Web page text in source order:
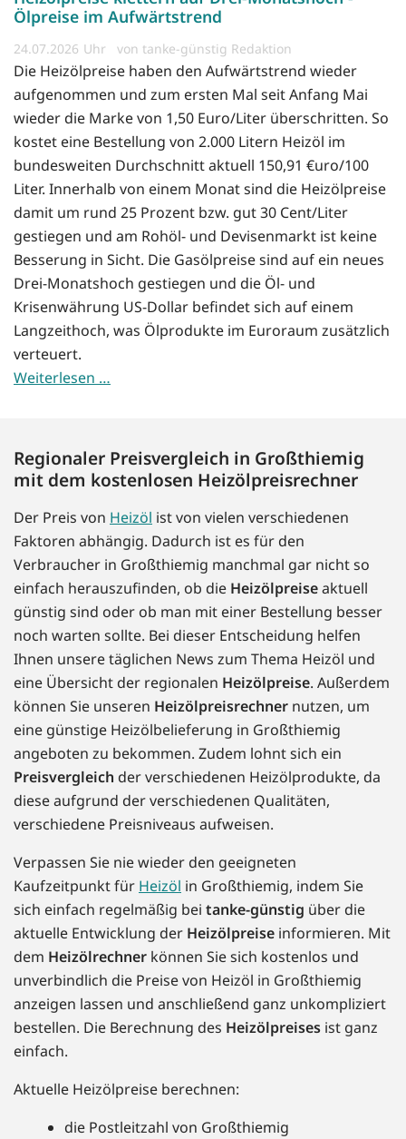
Ölpreise im Aufwärtstrend
24.07.2026 von tanke-günstig Redaktion
Die Heizölpreise haben den Aufwärtstrend wieder
aufgenommen und zum ersten Mal seit Anfang Mai
wieder die Marke von 1,50 Euro/Liter überschritten. So
kostet eine Bestellung von 2.000 Litern Heizöl im
bundesweiten Durchschnitt aktuell 150,91 €uro/100
Liter. Innerhalb von einem Monat sind die Heizölpreise
damit um rund 25 Prozent bzw. gut 30 Cent/Liter
gestiegen und am Rohöl- und Devisenmarkt ist keine
Besserung in Sicht. Die Gasölpreise sind auf ein neues
Drei-Monatshoch gestiegen und die Öl- und
Krisenwährung US-Dollar befindet sich auf einem
Langzeithoch, was Ölprodukte im Euroraum zusätzlich
verteuert.
Weiterlesen …
Regionaler Preisvergleich in Großthiemig
mit dem kostenlosen Heizölpreisrechner
Der Preis von Heizöl ist von vielen verschiedenen
Faktoren abhängig. Dadurch ist es für den
Verbraucher in Großthiemig manchmal gar nicht so
einfach herauszufinden, ob die Heizölpreiseaktuell
günstig sind oder ob man mit einer Bestellung besser
noch warten sollte. Bei dieser Entscheidung helfen
Ihnen unsere täglichen News zum Thema Heizöl und
eine Übersicht der regionalen Heizölpreise. Außerdem
können Sie unseren Heizölpreisrechner nutzen, um
eine günstige Heizölbelieferung in Großthiemig
angeboten zu bekommen. Zudem lohnt sich ein
Preisvergleich der verschiedenen Heizölprodukte, da
diese aufgrund der verschiedenen Qualitäten,
verschiedene Preisniveaus aufweisen.
Verpassen Sie nie wieder den geeigneten
Kaufzeitpunkt für Heizöl in Großthiemig, indem Sie
sich einfach regelmäßig bei tanke-günstig über die
aktuelle Entwicklung der Heizölpreise informieren. Mit
dem Heizölrechner können Sie sich kostenlos und
unverbindlich die Preise von Heizöl in Großthiemig
anzeigen lassen und anschließend ganz unkompliziert
bestellen. Die Berechnung des Heizölpreises ist ganz
einfach.
Aktuelle Heizölpreise berechnen:
die Postleitzahl von Großthiemig